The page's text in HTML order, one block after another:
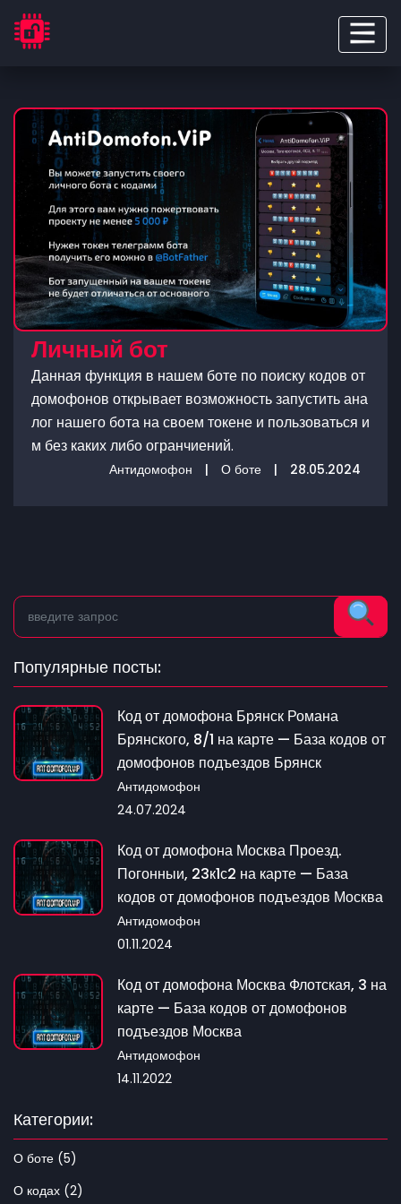
Личный бот
Данная функция в нашем боте по поиску кодов от
домофонов открывает возможность запустить ана
лог нашего бота на своем токене и пользоваться и
м без каких либо огранчиений.
Антидомофон | О боте | 28.05.2024
Популярные посты:
Код от домофона Брянск Романа
Брянского, 8/1 на карте — База кодов от
домофонов подъездов Брянск
Антидомофон
24.07.2024
Код от домофона Москва Проезд.
Погонныи, 23к1с2 на карте — База
кодов от домофонов подъездов Москва
Антидомофон
01.11.2024
Код от домофона Москва Флотская, 3 на
карте — База кодов от домофонов
подъездов Москва
Антидомофон
14.11.2022
Категории:
О боте (5)
О кодах (2)